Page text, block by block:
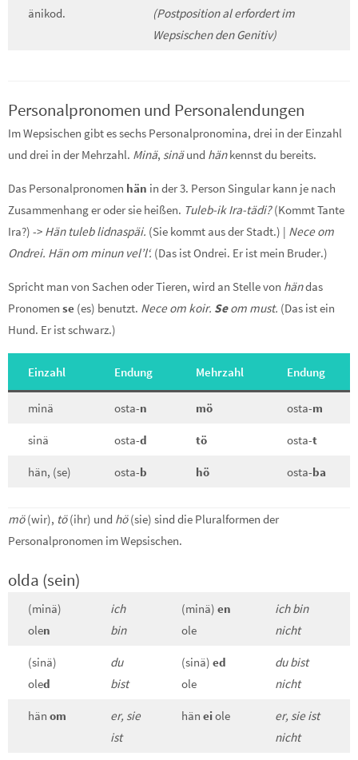
änikod.
(Postposition al erfordert im
Wepsischen den Genitiv)
Personalpronomen und Personalendungen
Im Wepsischen gibt es sechs Personalpronomina, drei in der Einzahl
und drei in der Mehrzahl. Minä, sinäund hänkennst du bereits.
Das Personalpronomen hän in der 3. Person Singular kann je nach
Zusammenhang er oder sie heißen. Tuleb-ik Ira-tädi?(Kommt Tante
Ira?) -> Hän tuleb lidnaspäi. (Sie kommt aus der Stadt.) | Nece om
Ondrei. Hän om minun vel’l‘. (Das ist Ondrei. Er ist mein Bruder.)
Spricht man von Sachen oder Tieren, wird an Stelle von händas
Pronomen se (es) benutzt. Nece om koir. Seom must. (Das ist ein
Hund. Er ist schwarz.)
Einzahl Endung Mehrzahl Endung
minä osta-n mö osta-m
sinä osta-d tö osta-t
hän, (se) osta-b hö osta-ba
mö(wir), tö(ihr) und hö(sie) sind die Pluralformen der
Personalpronomen im Wepsischen.
olda (sein)
(minä)
olen
ich
bin
(minä) en
ole
ich bin
nicht
(sinä)
oled
du
bist
(sinä) ed
ole
du bist
nicht
hän om
er, sie
ist
hän eiole
er, sie ist
nicht